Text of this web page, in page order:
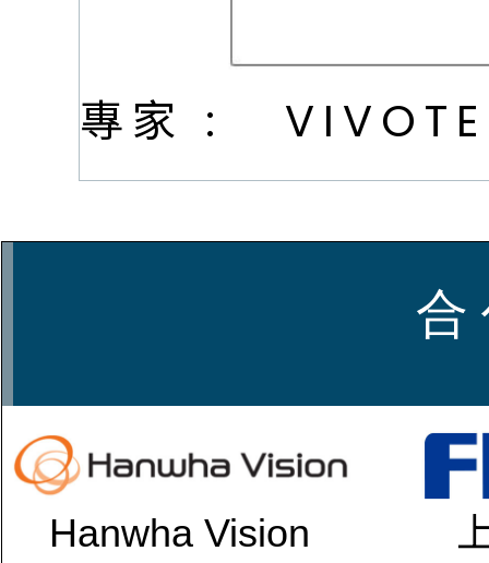
專家 :
合
Hanwha Vision